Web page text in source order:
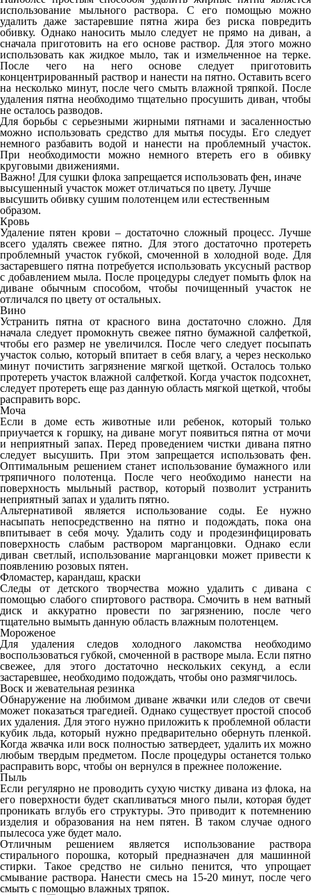
использование мыльного раствора. С его помощью можно
удалить даже застаревшие пятна жира без риска повредить
обивку. Однако наносить мыло следует не прямо на диван, а
сначала приготовить на его основе раствор. Для этого можно
использовать как жидкое мыло, так и измельченное на терке.
После чего на него основе следует приготовить
концентрированный раствор и нанести на пятно. Оставить всего
на несколько минут, после чего смыть влажной тряпкой. После
удаления пятна необходимо тщательно просушить диван, чтобы
не осталось разводов.
Для борьбы с серьезными жирными пятнами и засаленностью
можно использовать средство для мытья посуды. Его следует
немного разбавить водой и нанести на проблемный участок.
При необходимости можно немного втереть его в обивку
круговыми движениями.
Важно! Для сушки флока запрещается использовать фен, иначе
высушенный участок может отличаться по цвету. Лучше
высушить обивку сушим полотенцем или естественным
образом.
Кровь
Удаление пятен крови – достаточно сложный процесс. Лучше
всего удалять свежее пятно. Для этого достаточно протереть
проблемный участок губкой, смоченной в холодной воде. Для
застаревшего пятна потребуется использовать уксусный раствор
с добавлением мыла. После процедуры следует помыть флок на
диване обычным способом, чтобы почищенный участок не
отличался по цвету от остальных.
Вино
Устранить пятна от красного вина достаточно сложно. Для
начала следует промокнуть свежее пятно бумажной салфеткой,
чтобы его размер не увеличился. После чего следует посыпать
участок солью, который впитает в себя влагу, а через несколько
минут почистить загрязнение мягкой щеткой. Осталось только
протереть участок влажной салфеткой. Когда участок подсохнет,
следует протереть еще раз данную область мягкой щеткой, чтобы
расправить ворс.
Моча
Если в доме есть животные или ребенок, который только
приучается к горшку, на диване могут появиться пятна от мочи
и неприятный запах. Перед проведением чистки дивана пятно
следует высушить. При этом запрещается использовать фен.
Оптимальным решением станет использование бумажного или
тряпичного полотенца. После чего необходимо нанести на
поверхность мыльный раствор, который позволит устранить
неприятный запах и удалить пятно.
Альтернативой является использование соды. Ее нужно
насыпать непосредственно на пятно и подождать, пока она
впитывает в себя мочу. Удалить соду и продезинфицировать
поверхность слабым раствором марганцовки. Однако если
диван светлый, использование марганцовки может привести к
появлению розовых пятен.
Фломастер, карандаш, краски
Следы от детского творчества можно удалить с дивана с
помощью слабого спиртового раствора. Смочить в нем ватный
диск и аккуратно провести по загрязнению, после чего
тщательно вымыть данную область влажным полотенцем.
Мороженое
Для удаления следов холодного лакомства необходимо
воспользоваться губкой, смоченной в растворе мыла. Если пятно
свежее, для этого достаточно нескольких секунд, а если
застаревшее, необходимо подождать, чтобы оно размягчилось.
Воск и жевательная резинка
Обнаружение на любимом диване жвачки или следов от свечи
может показаться трагедией. Однако существует простой способ
их удаления. Для этого нужно приложить к проблемной области
кубик льда, который нужно предварительно обернуть пленкой.
Когда жвачка или воск полностью затвердеет, удалить их можно
любым твердым предметом. После процедуры останется только
расправить ворс, чтобы он вернулся в прежнее положение.
Пыль
Если регулярно не проводить сухую чистку дивана из флока, на
его поверхности будет скапливаться много пыли, которая будет
проникать вглубь его структуры. Это приводит к потемнению
изделия и образования на нем пятен. В таком случае одного
пылесоса уже будет мало.
Отличным решением является использование раствора
стирального порошка, который предназначен для машинной
стирки. Такое средство не сильно пенится, что упрощает
смывание раствора. Нанести смесь на 15-20 минут, после чего
смыть с помощью влажных тряпок.